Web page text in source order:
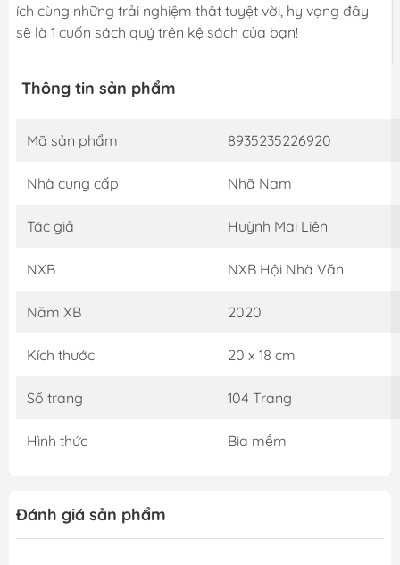
ích cùng những trải nghiệm thật tuyệt vời, hy vọng đây
sẽ là 1 cuốn sách quý trên kệ sách của bạn!
Thông tin sản phẩm
Mã sản phẩm 8935235226920
Nhà cung cấp Nhã Nam
Tác giả Huỳnh Mai Liên
NXB NXB Hội Nhà Văn
Năm XB 2020
Kích thước 20 x 18 cm
Số trang 104 Trang
Hình thức Bìa mềm
Đánh giá sản phẩm